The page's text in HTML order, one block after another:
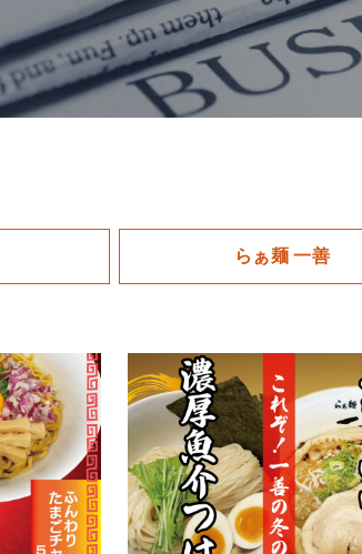
らぁ麺 一善